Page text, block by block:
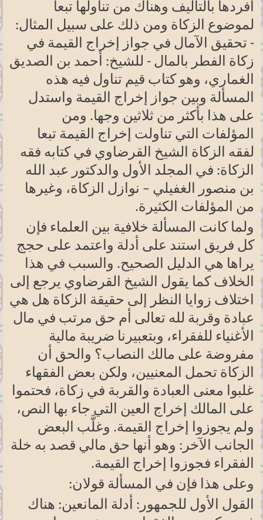
أفردها بالتأليف وهناك من تناولها تبعا
لموضوع الزكاة ومن ذلك على سبيل المثال:
- تحقيق الآمال في جواز إخراج القيمة في
زكاة الفطر بالمال - للشيخ: أحمد بن الصديق
الغماري، وهو كتاب قيم تناول فيه هذه
المسألة وبين جواز إخراج القيمة واستدل
على هذا بأكثر من ثلاثين وجها. ومن
المؤلفات التي تناولت إخراج القيمة تبعا
لفقه الزكاة الشيخ القرضاوي في كتابه فقه
الزكاة: في المجلد الأول والدكتور عبد الله
بن منصور الغفيلي – نوازل الزكاة، وغيرها
من المؤلفات الكثيرة.
ولما كانت المسألة خلافية بين العلماء فإن
كل فريق استند على أدلة واعتمد على حجج
يراها هي الدليل الصحيح. والسبب في هذا
الخلاف كما يقول الشيخ القرضاوي يرجع إلى
اختلاف زوايا النظر إلى حقيقة الزكاة هل هي
عبادة وقربة لله تعالى أم حق مرتب في مال
الأغنياء للفقراء، وبتعبيرنا ضريبة مالية
مفروضة على مالك النصاب؟ والحق أن
الزكاة تحمل المعنيين، ولكن بعض الفقهاء
غلبوا معنى العبادة والقربة في زكاة، فحتموا
على المالك إخراج العين التي جاء بها النص،
ولم يجوزوا إخراج القيمة. وغلَّب البعض
الجانب الآخر: وهو أنها حق مالي قصد به خلة
الفقراء فجوزوا إخراج القيمة.
وعلى هذا فإن في المسألة قولان:
القول الأول للجمهور: أدلة المانعين: هناك